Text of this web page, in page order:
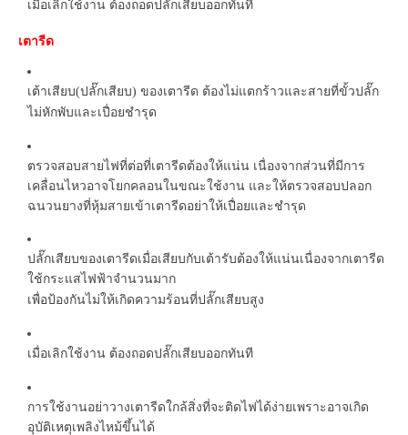
เมื่อเลิกใช้งาน ต้องถอดปลั๊กเสียบออกทันที
เตารีด
เต้าเสียบ(ปลั๊กเสียบ) ของเตารีด ต้องไม่แตกร้าวและสายที่ขั้วปลั๊ก
ไม่หักพับและเปื่อยชำรุด
ตรวจสอบสายไฟที่ต่อที่เตารีดต้องให้แน่น เนื่องจากส่วนที่มีการ
เคลื่อนไหวอาจโยกคลอนในขณะใช้งาน และให้ตรวจสอบปลอก
ฉนวนยางที่หุ้มสายเข้าเตารีดอย่าให้เปื่อยและชำรุด
ปลั๊กเสียบของเตารีดเมื่อเสียบกับเต้ารับต้องให้แน่นเนื่องจากเตารีด
ใช้กระแสไฟฟ้าจำนวนมาก
เพื่อป้องกันไม่ให้เกิดความร้อนที่ปลั๊กเสียบสูง
เมื่อเลิกใช้งาน ต้องถอดปลั๊กเสียบออกทันที
การใช้งานอย่าวางเตารีดใกล้สิ่งที่จะติดไฟได้ง่ายเพราะอาจเกิด
อุบัติเหตุเพลิงไหม้ขึ้นได้